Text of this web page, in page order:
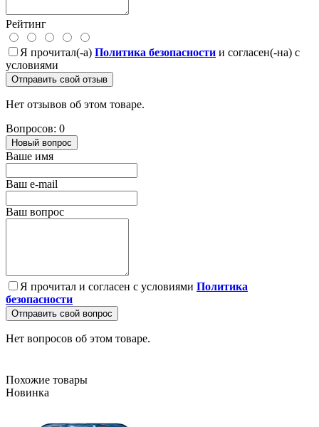
Рейтинг
Я прочитал(-а) Политика безопасности и согласен(-на) с
условиями
Отправить свой отзыв
Нет отзывов об этом товаре.
Вопросов: 0
Новый вопрос
Ваше имя
Ваш e-mail
Ваш вопрос
Я прочитал и согласен с условиями Политика
безопасности
Отправить свой вопрос
Нет вопросов об этом товаре.
Похожие товары
Новинка